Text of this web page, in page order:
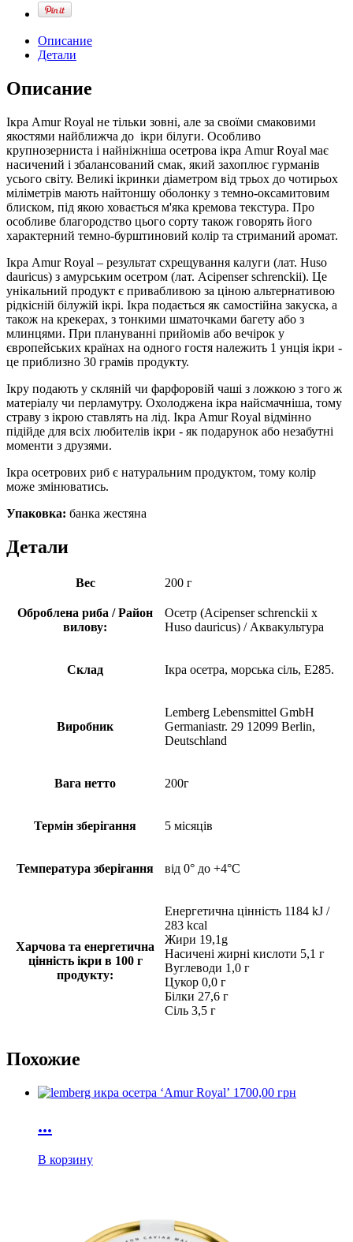
Описание
Детали
Описание
Ікра Amur Royal не тільки зовні, але за своїми смаковими
якостями найближча до ікри білуги. Особливо
крупнозерниста і найніжніша осетрова ікра Amur Royal має
насичений і збалансований смак, який захоплює гурманів
усього світу. Великі ікринки діаметром від трьох до чотирьох
міліметрів мають найтоншу оболонку з темно-оксамитовим
блиском, під якою ховається м'яка кремова текстура. Про
особливе благородство цього сорту також говорять його
характерний темно-бурштиновий колір та стриманий аромат.
Ікра Amur Royal – результат схрещування калуги (лат. Huso
dauricus) з амурським осетром (лат. Acipenser schrenckii). Це
унікальний продукт є привабливою за ціною альтернативою
рідкісній білужій ікрі. Ікра подається як самостійна закуска, а
також на крекерах, з тонкими шматочками багету або з
млинцями. При плануванні прийомів або вечірок у
європейських країнах на одного гостя належить 1 унція ікри -
це приблизно 30 грамів продукту.
Ікру подають у скляній чи фарфоровій чаші з ложкою з того ж
матеріалу чи перламутру. Охолоджена ікра найсмачніша, тому
страву з ікрою ставлять на лід. Ікра Amur Royal відмінно
підійде для всіх любителів ікри - як подарунок або незабутні
моменти з друзями.
Ікра осетрових риб є натуральним продуктом, тому колір
може змінюватись.
Упаковка: банка жестяна
Детали
Вес 200 г
Оброблена риба / Район
вилову:
Осетр (Acipenser schrenckii x
Huso dauricus) / Аквакультура
Склад Ікра осетра, морська сіль, Е285.
Виробник
Lemberg Lebensmittel GmbH
Germaniastr. 29 12099 Berlin,
Deutschland
Вага нетто 200г
Термін зберігання 5 місяців
Температура зберігання від 0° до +4°С
Харчова та енергетична
цінність ікри в 100 г
продукту:
Енергетична цінність 1184 kJ /
283 kcal
Жири 19,1g
Насичені жирні кислоти 5,1 г
Вуглеводи 1,0 г
Цукор 0,0 г
Білки 27,6 г
Сіль 3,5 г
Похожие
1700,00 грн
...
В корзину